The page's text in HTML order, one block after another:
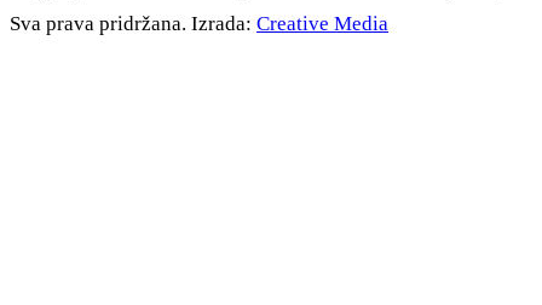
Sva prava pridržana. Izrada: Creative Media